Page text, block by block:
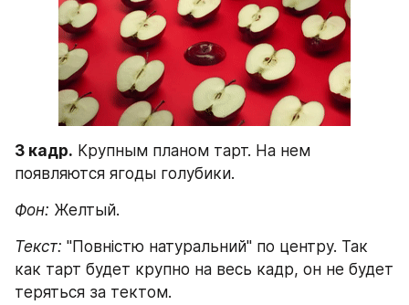
3 кадр. Крупным планом тарт. На нем
появляются ягоды голубики.
Фон: Желтый.
Текст: "Повністю натуральний" по центру. Так
как тарт будет крупно на весь кадр, он не будет
теряться за тектом.